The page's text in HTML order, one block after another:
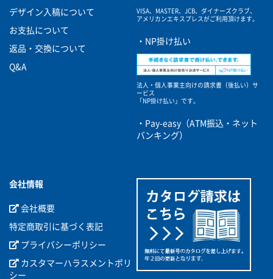
デザイン入稿について
お支払について
返品・交換について
Q&A
VISA、MASTER、JCB、ダイナーズクラブ、
アメリカンエキスプレスがご利用頂けます。
・NP掛け払い
法人・個人事業主向けの請求書（後払い）サ
ービス
「NP掛け払い」です。
・Pay-easy（ATM振込・ネット
バンキング）
会社情報
会社概要
特定商取引に基づく表記
プライバシーポリシー
カスタマーハラスメントポリ
シー